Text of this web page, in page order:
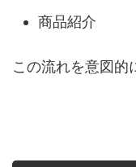
商品紹介
この流れを意図的